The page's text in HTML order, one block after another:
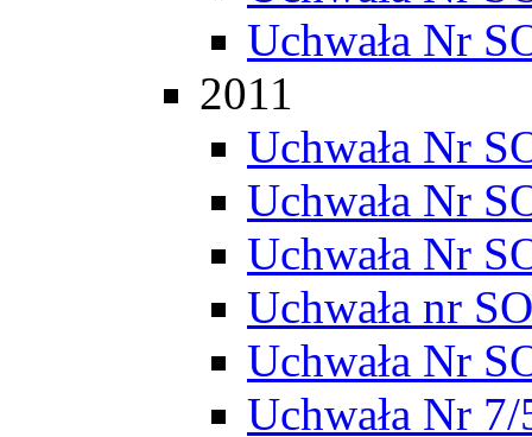
Uchwała Nr
2011
Uchwała Nr
Uchwała Nr
Uchwała Nr
Uchwała nr
Uchwała Nr
Uchwała Nr